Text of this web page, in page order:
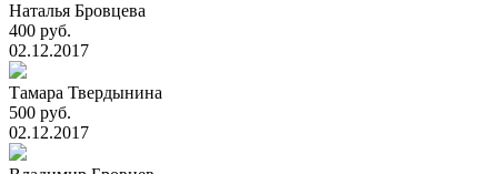
Наталья Бровцева
400 руб.
02.12.2017
Тамара Твердынина
500 руб.
02.12.2017